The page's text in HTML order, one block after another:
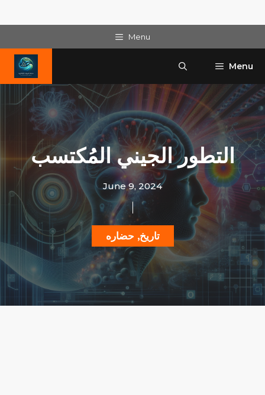
content
Menu
Menu
التطور الجيني المُكتسب
June 9, 2024
تاريخ, حضاره